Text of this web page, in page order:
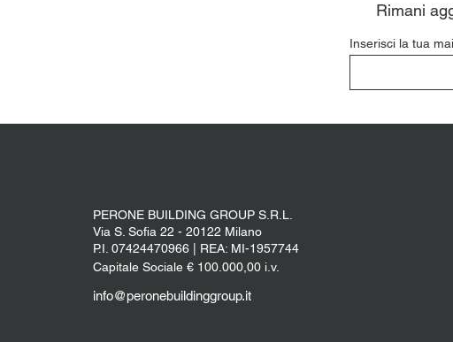
Rimani
Inserisci la tua
PERONE BUILDING GROUP S.R.L.
Via S. Sofia 22 - 20122 Milano
P.I. 07424470966 | REA: MI-1957744
Capitale Sociale € 100.000,00 i.v.
info@peronebuildinggroup.it